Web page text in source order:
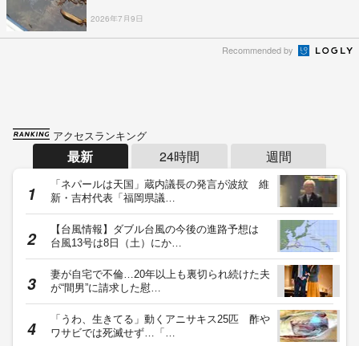
2026年7月9日
Recommended by
アクセスランキング
最新 24時間 週間
「ネパールは天国」蔵内議長の発言が波紋 維
新・吉村代表「福岡県議…
【台風情報】ダブル台風の今後の進路予想は
台風13号は8日（土）にか…
妻が自宅で不倫…20年以上も裏切られ続けた夫
が“間男”に請求した慰…
「うわ、生きてる」動くアニサキス25匹 酢や
ワサビでは死滅せず…「…